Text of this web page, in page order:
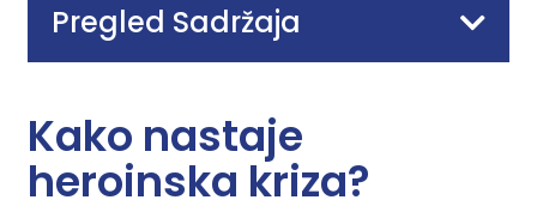
Pregled Sadržaja
Kako nastaje
heroinska kriza?